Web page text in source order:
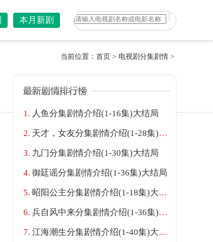
本月新剧
当前位置： 首页 > 电视剧分集剧情 >
人鱼分集剧情介绍(1-16集)大结局
天才，女友分集剧情介绍(1-28集)大结局
九门分集剧情介绍(1-30集)大结局
御廷谣分集剧情介绍(1-36集)大结局
昭阳公主分集剧情介绍(1-18集)大结局
兵自风中来分集剧情介绍(1-36集)大结局
江海潮生分集剧情介绍(1-40集)大结局